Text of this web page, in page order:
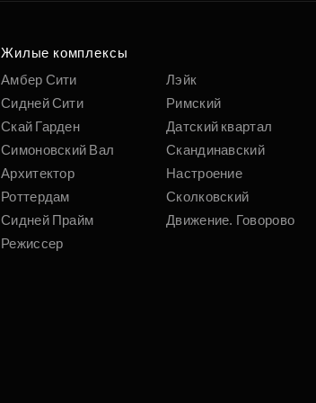
Жилые комплексы
Амбер Сити
Сидней Сити
Скай Гарден
Симоновский Вал
Архитектор
Роттердам
Сидней Прайм
Режиссер
Лэйк
Римский
Датский квартал
Скандинавский
Настроение
Сколковский
Движение. Говорово